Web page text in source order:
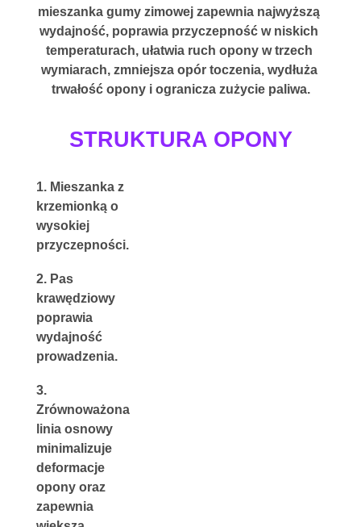
mieszanka gumy zimowej zapewnia najwyższą
wydajność, poprawia przyczepność w niskich
temperaturach, ułatwia ruch opony w trzech
wymiarach, zmniejsza opór toczenia, wydłuża
trwałość opony i ogranicza zużycie paliwa.
STRUKTURA OPONY
krzemionką o
wysokiej
przyczepności.
2. Pas
krawędziowy
poprawia
wydajność
prowadzenia.
Zrównoważona
linia osnowy
minimalizuje
deformacje
opony oraz
zapewnia